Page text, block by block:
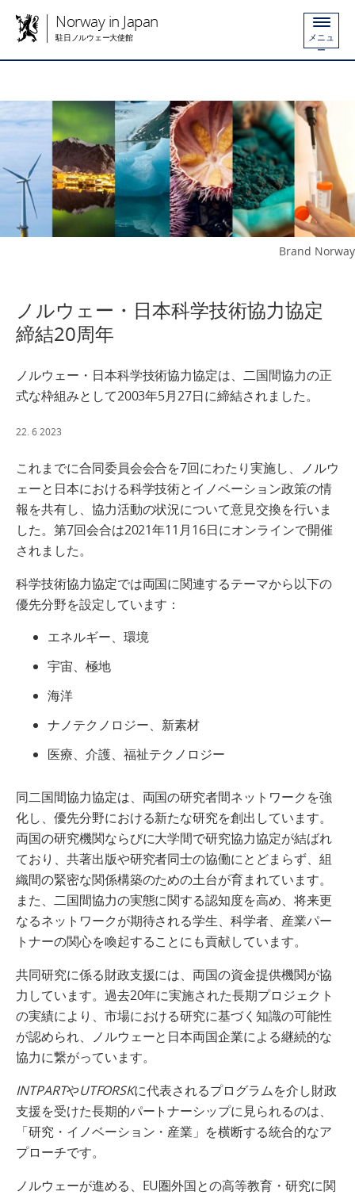
Norway in Japan
駐日ノルウェー大使館
メニュ
ー
Brand Norway
ノルウェー・日本科学技術協力協定
締結20周年
ノルウェー・日本科学技術協力協定は、二国間協力の正
式な枠組みとして2003年5月27日に締結されました。
22. 6 2023
これまでに合同委員会会合を7回にわたり実施し、ノルウ
ェーと日本における科学技術とイノベーション政策の情
報を共有し、協力活動の状況について意見交換を行いま
した。第7回会合は2021年11月16日にオンラインで開催
されました。
科学技術協力協定では両国に関連するテーマから以下の
優先分野を設定しています：
エネルギー、環境
宇宙、極地
海洋
ナノテクノロジー、新素材
医療、介護、福祉テクノロジー
同二国間協力協定は、両国の研究者間ネットワークを強
化し、優先分野における新たな研究を創出しています。
両国の研究機関ならびに大学間で研究協力協定が結ばれ
ており、共著出版や研究者同士の協働にとどまらず、組
織間の緊密な関係構築のための土台が育まれています。
また、二国間協力の実態に関する認知度を高め、将来更
なるネットワークが期待される学生、科学者、産業パー
トナーの関心を喚起することにも貢献しています。
共同研究に係る財政支援には、両国の資金提供機関が協
力しています。過去20年に実施された長期プロジェクト
の実績により、市場における研究に基づく知識の可能性
が認められ、ノルウェーと日本両国企業による継続的な
協力に繋がっています。
INTPARTやUTFORSKに代表されるプログラムを介し財政
支援を受けた長期的パートナーシップに見られるのは、
「研究・イノベーション・産業」を横断する統合的なア
プローチです。
ノルウェーが進める、EU圏外国との高等教育・研究に関